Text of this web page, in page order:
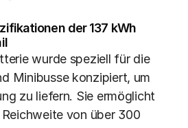
der 137 kWh
wurde speziell für die
Minibusse konzipiert, um
zu liefern. Sie ermöglicht
von über 300